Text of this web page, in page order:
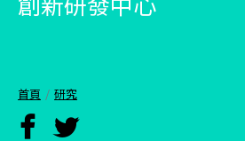
創新研發中心
首頁 研究